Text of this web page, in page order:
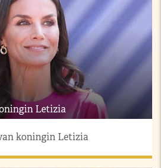
Letizia
koningin Letizia